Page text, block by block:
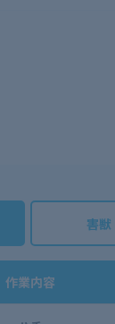
害獣
作業内容